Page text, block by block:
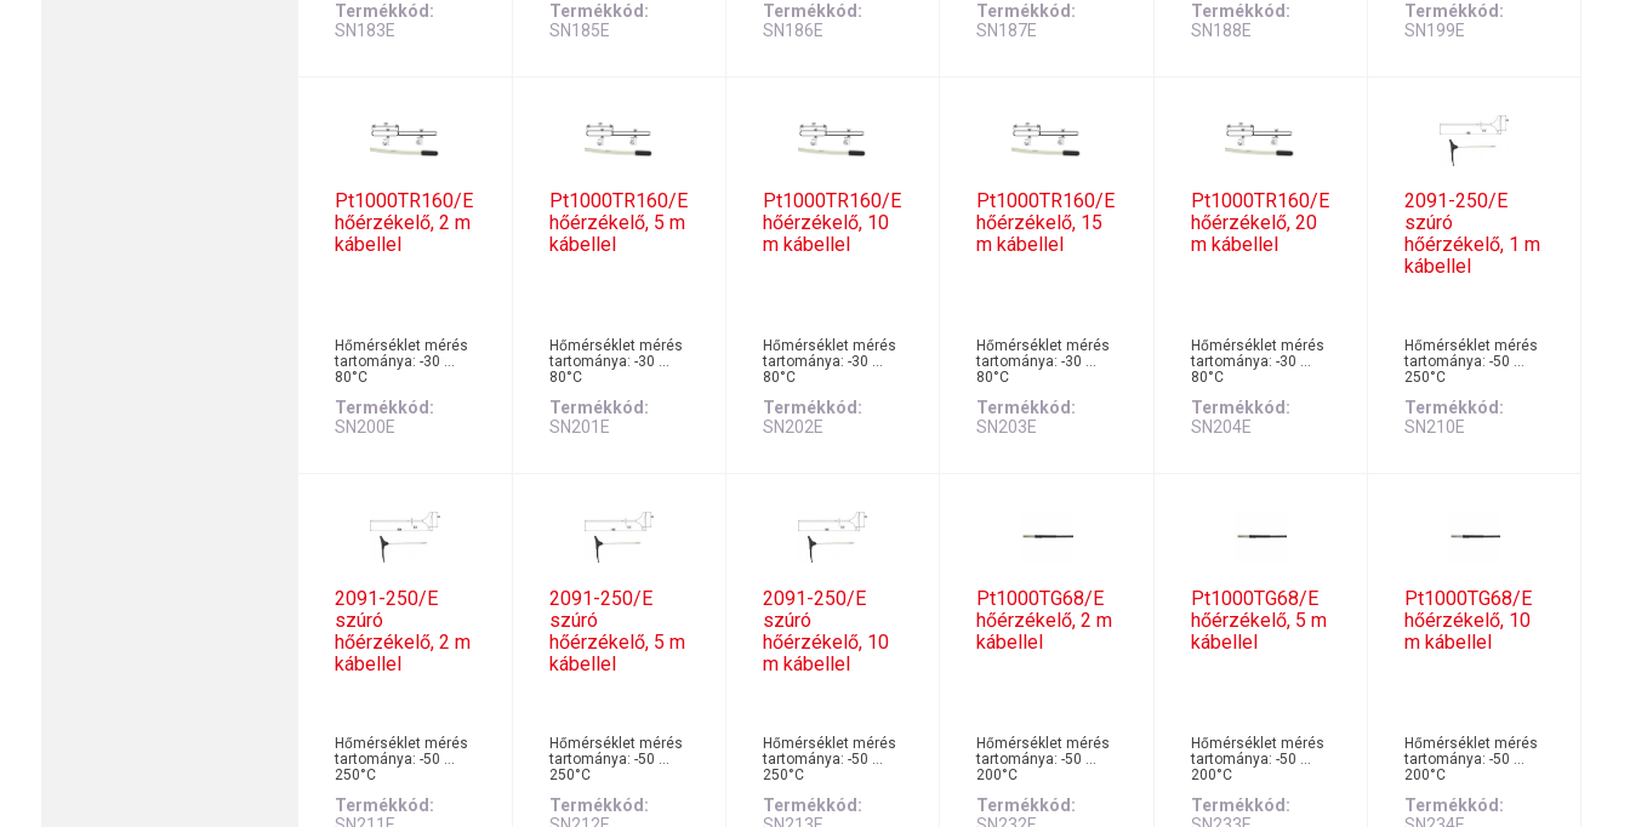
Termékkód
SN183E
Termékkód
SN185E
Termékkód
SN186E
Termékkód
SN187E
Termékkód
SN188E
Termékkód
SN199E
Pt1000TR160/E
hőérzékelő, 2 m
kábellel
Hőmérséklet mérés
tartománya: -30 …
80°C
Termékkód
SN200E
Pt1000TR160/E
hőérzékelő, 5 m
kábellel
Hőmérséklet mérés
tartománya: -30 …
80°C
Termékkód
SN201E
Pt1000TR160/E
hőérzékelő, 10
m kábellel
Hőmérséklet mérés
tartománya: -30 …
80°C
Termékkód
SN202E
Pt1000TR160/E
hőérzékelő, 15
m kábellel
Hőmérséklet mérés
tartománya: -30 …
80°C
Termékkód
SN203E
Pt1000TR160/E
hőérzékelő, 20
m kábellel
Hőmérséklet mérés
tartománya: -30 …
80°C
Termékkód
SN204E
2091-250/E
szúró
hőérzékelő, 1 m
kábellel
Hőmérséklet mérés
tartománya: -50 …
250°C
Termékkód
SN210E
2091-250/E
szúró
hőérzékelő, 2 m
kábellel
Hőmérséklet mérés
tartománya: -50 …
250°C
Termékkód
2091-250/E
szúró
hőérzékelő, 5 m
kábellel
Hőmérséklet mérés
tartománya: -50 …
250°C
Termékkód
2091-250/E
szúró
hőérzékelő, 10
m kábellel
Hőmérséklet mérés
tartománya: -50 …
250°C
Termékkód
Pt1000TG68/E
hőérzékelő, 2 m
kábellel
Hőmérséklet mérés
tartománya: -50 …
200°C
Termékkód
Pt1000TG68/E
hőérzékelő, 5 m
kábellel
Hőmérséklet mérés
tartománya: -50 …
200°C
Termékkód
Pt1000TG68/E
hőérzékelő, 10
m kábellel
Hőmérséklet mérés
tartománya: -50 …
200°C
Termékkód